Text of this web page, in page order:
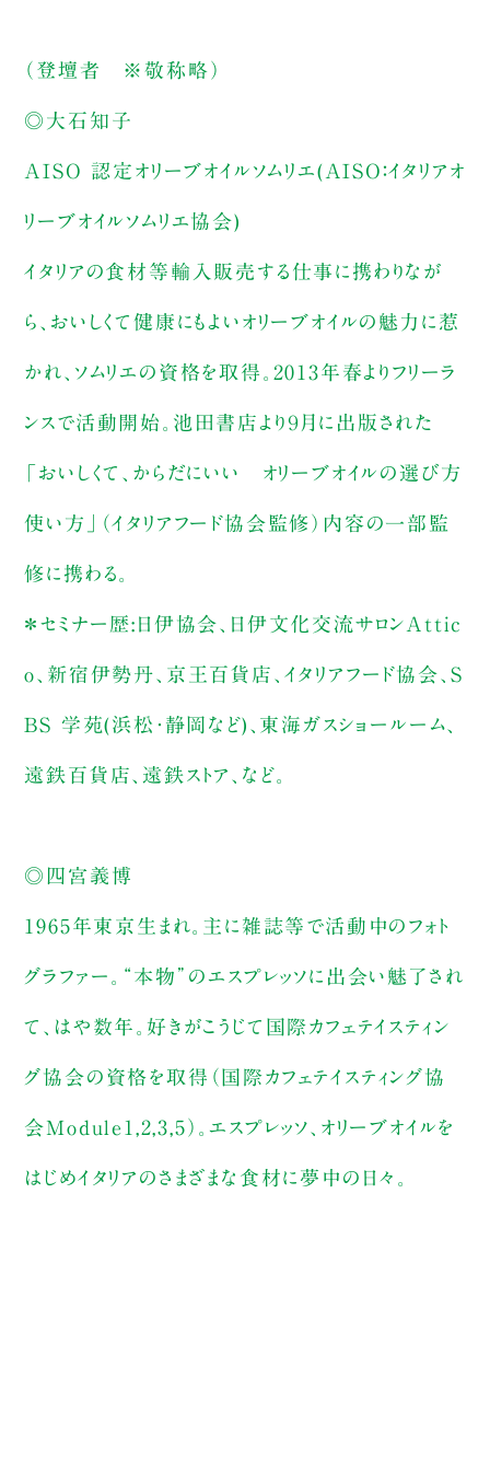
（登壇者 ※敬称略）
◎大石知子
AISO 認定オリーブオイルソムリエ(AISO：イタリアオ
リーブオイルソムリエ協会)
イタリアの食材等輸入販売する仕事に携わりなが
ら、おいしくて健康にもよいオリーブオイルの魅力に惹
かれ、ソムリエの資格を取得。2013年春よりフリーラ
ンスで活動開始。池田書店より９月に出版された
「おいしくて、からだにいい オリーブオイルの選び方
使い方」（イタリアフード協会監修）内容の一部監
修に携わる。
＊セミナー歴:日伊協会、日伊文化交流サロンAttic
o、新宿伊勢丹、京王百貨店、イタリアフード協会、S
BS 学苑(浜松・静岡など)、東海ガスショールーム、
遠鉄百貨店、遠鉄ストア、など。
◎四宮義博
1965年東京生まれ。主に雑誌等で活動中のフォト
グラファー。“本物”のエスプレッソに出会い魅了され
て、はや数年。好きがこうじて国際カフェテイスティン
グ協会の資格を取得（国際カフェテイスティング協
会Module1,2,3,5）。エスプレッソ、オリーブオイルを
はじめイタリアのさまざまな食材に夢中の日々。